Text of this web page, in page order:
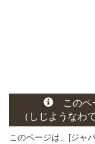
このペ
（しじようなわ
このページは、[ジャ